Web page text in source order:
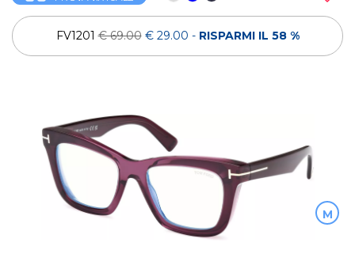
FV1201€ 69.00 € 29.00 - RISPARMI IL 58 %
M